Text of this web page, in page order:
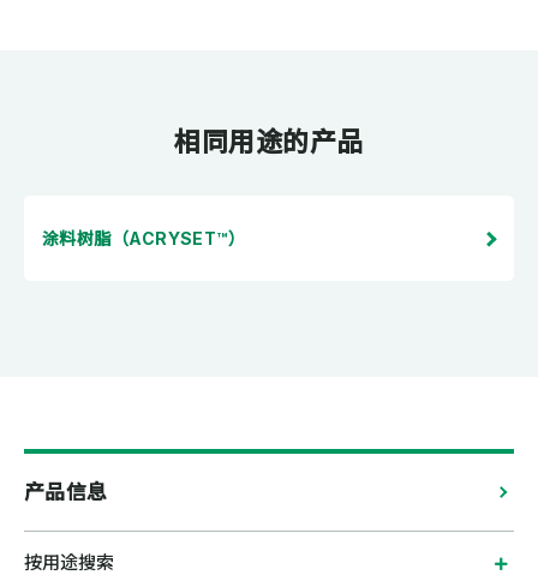
相同用途的产品
涂料树脂（ACRYSET™）
产品信息
按用途搜索